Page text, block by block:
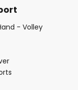
- Volley